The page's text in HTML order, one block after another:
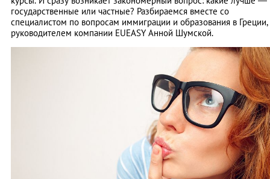
государственные или частные? Разбираемся вместе со
специалистом по вопросам иммиграции и образования в Греции,
руководителем компании EUEASY Анной Шумской.